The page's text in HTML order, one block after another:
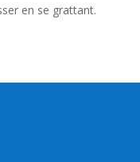
en se grattant.